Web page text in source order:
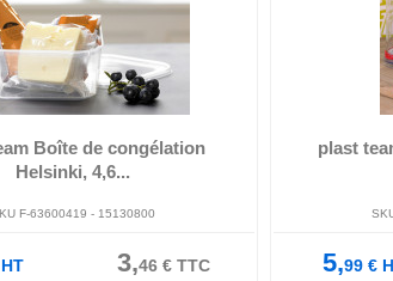
Boîte de congélation
Helsinki, 4,6...
F-63600419 - 15130800
3,46€TTC
PP, à usage alimentaire, compatible
, vaisselle, congélateur, mi...
plast
5,99€
1,8 litre, rond,
ali-,